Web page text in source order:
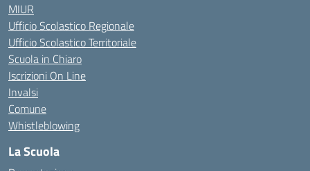
MIUR
Ufficio Scolastico Regionale
Ufficio Scolastico Territoriale
Scuola in Chiaro
Iscrizioni On Line
Invalsi
Comune
Whistleblowing
La Scuola